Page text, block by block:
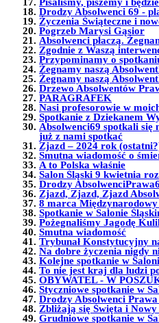
Drodzy Absolwenci 69 -
Życzenia Świąteczne i
Pogrzeb Marysi Gąsior
Absolwenci płaczą.
Zgodnie z Waszą
Przypominamy o
Żegnamy naszą
Żegnamy naszą
Drzewo Absolwentów
PARAGRAFEK
Nasi profesorowie w
Spotkanie z Dziekanem
Absolwenci69 spotkali się
już z nami spotkać
Zjazd – 2024 rok
Smutna wiadomość o
A to Polska właśnie
Salon Śląski 9 kwietnia
Drodzy
Zjazd, Zjazd, Zjazd
8 marca
Spotkanie w Salonie
Pożegnaliśmy Jagodę
Smutna wiadomość
Trybunał Konstytucyjny
Na dobre życzenia nigdy
Kolejne spotkanie w
To nie jest kraj dla ludzi
OBYWATEL - W
Styczniowe spotkanie w
Drodzy Absolwenci Prawa
Zbliżają się Święta i
Grudniowe spotkanie w